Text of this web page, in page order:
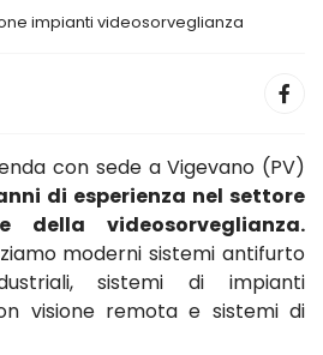
impianti videosorveglianza
con sede a Vigevano (PV)
di esperienza nel settore
della videosorveglianza.
moderni sistemi antifurto
sistemi di impianti
visione remota e sistemi di